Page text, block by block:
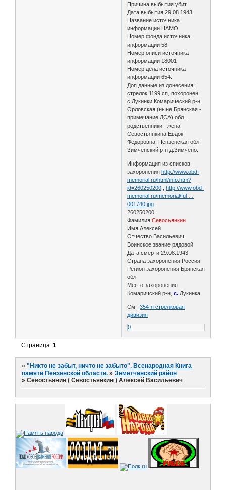
Причина выбытия убит
Дата выбытия 29.08.1943
Название источника
информации ЦАМО
Номер фонда источника
информации 58
Номер описи источника
информации 18001
Номер дела источника
информации 654.
Доп.данные из донесения:
стрелок 1199 сп, похоронен
с.Лукинки Комарический р-н
Орловская (ныне Брянская -
примечание ДСА) обл.,
родственники - жена
Севостьянкина Евдок.
Федоровна, Пензенская обл.
Зимченский р-н д.Зимчено.
Информация из списков
захороненияhttp://www.obd-
memorial.ru/html/info.htm?
id=260250200 ,http://www.obd-
memorial.ru/memorial/ful …
001740.jpg :
260250200
ФамилияСевосьянкин
Имя Алексей
Отчество Васильевич
Воинское звание рядовой
Дата смерти 29.08.1943
Страна захоронения Россия
Регион захоронения Брянская
обл.
Место захоронения
Комаричский р-н,с. Лукинка.
См.354-я стрелковая
дивизия
0
Страница:1
»"Никто не забыт, ничто не забыто". Всенародная Книга
памяти Пензенской области. »Земетчинский район
»Севостьянин ( Севостьянкин ) Алексей Васильевич